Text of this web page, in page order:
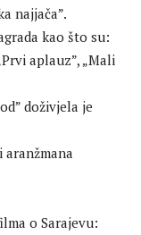
najjača”.
kao što su:
aplauz”, „Mali
doživjela je
o Sarajevu: